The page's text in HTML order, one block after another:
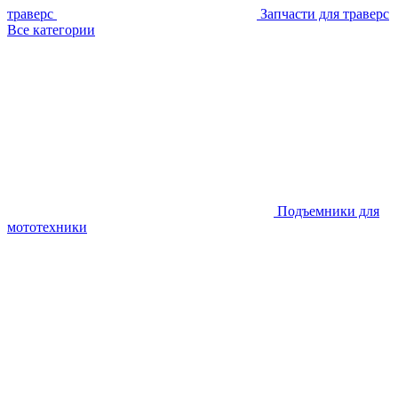
траверс
Запчасти для траверс
Все категории
Подъемники для
мототехники